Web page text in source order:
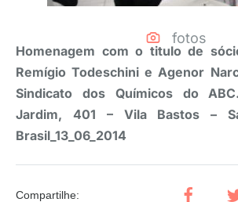
fotos
Homenagem com o titulo de
Remígio Todeschini e Agenor
Sindicato dos Químicos do
Jardim, 401 – Vila Bastos –
Brasil_13_06_2014
Compartilhe: